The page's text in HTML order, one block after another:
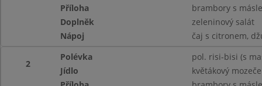
Příloha
brambory s
Doplněk
zeleninový salát
Nápoj
čaj s citronem,
2
Polévka
pol. risi-bisi (s
Jídlo
květákový